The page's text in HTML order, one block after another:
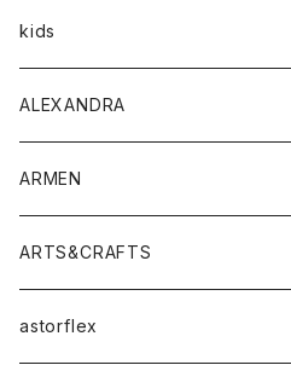
トップス
Tシャツ
シャツ
ボトムス
アウター
トップス
Tシャツ・カットソー
シャツ・ブラウス
ボトムス
パンツ
スカート
ワンピース・オールインワン
バッグ
kids
ALEXANDRA
ARMEN
アウター
コート
トップス
ARTS&CRAFTS
アクセサリー
astorflex